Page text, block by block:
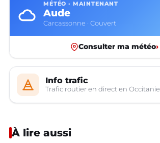
MÉTÉO · MAINTENANT
Aude
Carcassonne · Couvert
Consulter ma météo›
Info trafic
Trafic routier en direct en Occitanie
À lire aussi